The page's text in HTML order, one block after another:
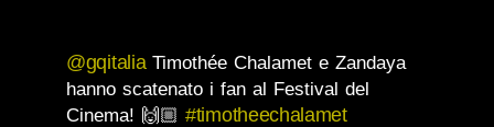
@gqitalia Timothée Chalamet e Zandaya
hanno scatenato i fan al Festival del
Cinema! 🙌🏼 #timotheechalamet